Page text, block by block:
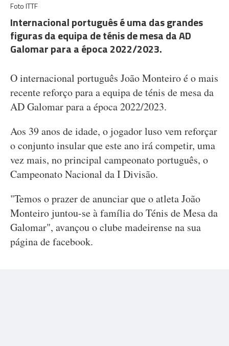
Foto ITTF
Internacional português é uma das grandes
figuras da equipa de ténis de mesa da AD
Galomar para a época 2022/2023.
O internacional português João Monteiro é o mais
recente reforço para a equipa de ténis de mesa da
AD Galomar para a época 2022/2023.
Aos 39 anos de idade, o jogador luso vem reforçar
o conjunto insular que este ano irá competir, uma
vez mais, no principal campeonato português, o
Campeonato Nacional da I Divisão.
"Temos o prazer de anunciar que o atleta João
Monteiro juntou-se à família do Ténis de Mesa da
Galomar", avançou o clube madeirense na sua
página de facebook.